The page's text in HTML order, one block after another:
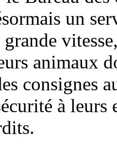
un
animaux
consignes
à